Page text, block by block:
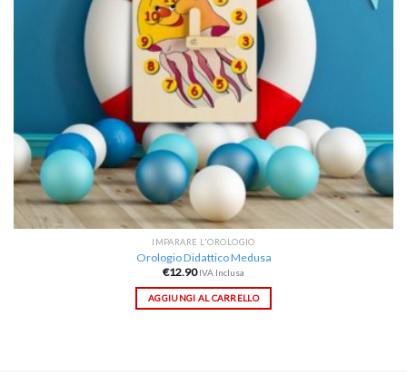
IMPARARE L'OROLOGIO
Orologio Didattico Medusa
€12.90 IVA Inclusa
AGGIUNGI AL CARRELLO